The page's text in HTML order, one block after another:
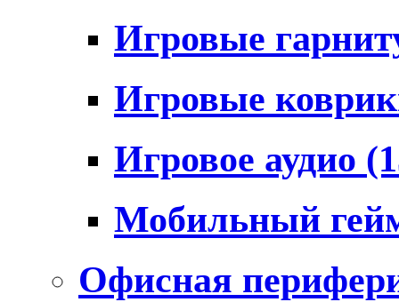
Игровые
Игровые
Игровое аудио
Мобильный
Офисная